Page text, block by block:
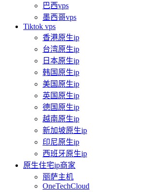
巴西vps
墨西哥vps
Tiktok vps
香港原生ip
台湾原生ip
日本原生ip
韩国原生ip
美国原生ip
英国原生ip
德国原生ip
越南原生ip
新加坡原生ip
印尼原生ip
西班牙原生ip
原生住宅ip商家
丽萨主机
OneTechCloud